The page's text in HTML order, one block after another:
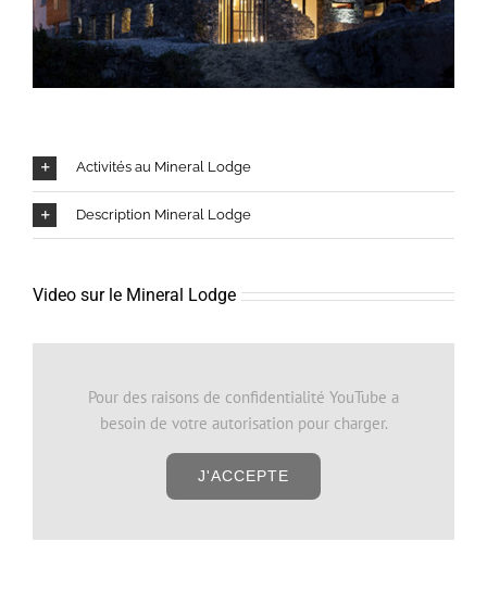
Activités au Mineral Lodge
Description Mineral Lodge
Video sur le Mineral Lodge
Pour des raisons de confidentialité YouTube a
besoin de votre autorisation pour charger.
J'ACCEPTE